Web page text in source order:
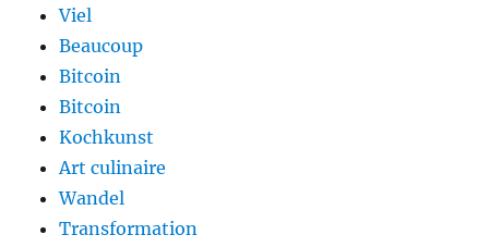
Viel
Beaucoup
Bitcoin
Bitcoin
Kochkunst
Art culinaire
Wandel
Transformation